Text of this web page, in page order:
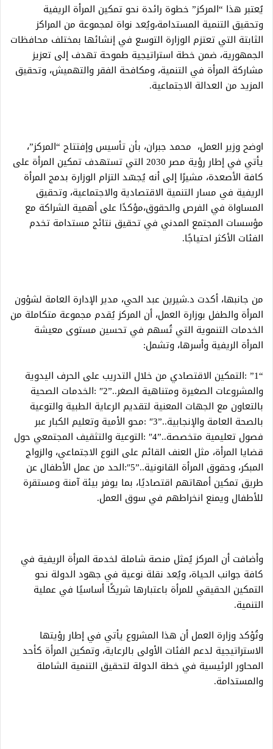
يُعتبر هذا “المركز” خطوة رائدة نحو تمكين المرأة الريفية
وتحقيق التنمية المستدامة،ويُعد نواة لمجموعة من المراكز
الثابتة التي تعتزم الوزارة التوسع في إنشائها بمختلف محافظات
الجمهورية، ضمن خطة استراتيجية طموحة تهدف إلى تعزيز
مشاركة المرأة في التنمية، ومكافحة الفقر والتهميش، وتحقيق
المزيد من العدالة الاجتماعية.
اوضح وزير العمل، محمد جبران، بأن تأسيس وإفتتاح “المركز”،
يأتي في إطار رؤية مصر 2030 التي تستهدف تمكين المرأة على
كافة الأصعدة، مشيرًا إلى أنه يُجسّد التزام الوزارة بدمج المرأة
الريفية في مسار التنمية الاقتصادية والاجتماعية، وتحقيق
المساواة في الفرص والحقوق،مؤكدًا على أهمية الشراكة مع
مؤسسات المجتمع المدني في تحقيق نتائج مستدامة تخدم
الفئات الأكثر احتياجًا.
من جانبها، أكدت د.شيرين عبد الحي، مدير الإدارة العامة لشؤون
المرأة والطفل بوزارة العمل، أن المركز يُقدم مجموعة متكاملة من
الخدمات التنموية التي تُسهم في تحسين مستوى معيشة
المرأة الريفية وأسرها، وتشمل:
“1” :التمكين الاقتصادي من خلال التدريب على الحرف اليدوية
والمشروعات الصغيرة ومتناهية الصغر..”2″ :الخدمات الصحية
بالتعاون مع الجهات المعنية لتقديم الرعاية الطبية والتوعية
بالصحة العامة والإنجابية..”3″ :محو الأمية وتعليم الكبار عبر
فصول تعليمية متخصصة..”4″ :التوعية والتثقيف المجتمعي حول
قضايا المرأة، مثل العنف القائم على النوع الاجتماعي، والزواج
المبكر، وحقوق المرأة القانونية..”5″:الحد من عمل الأطفال عن
طريق تمكين أمهاتهم اقتصاديًا، بما يوفر بيئة آمنة ومستقرة
للأطفال ويمنع انخراطهم في سوق العمل.
وأضافت أن المركز يُمثل منصة شاملة لخدمة المرأة الريفية في
كافة جوانب الحياة، ويُعد نقلة نوعية في جهود الدولة نحو
التمكين الحقيقي للمرأة باعتبارها شريكًا أساسيًا في عملية
التنمية.
وتُؤكد وزارة العمل أن هذا المشروع يأتي في إطار رؤيتها
الاستراتيجية لدعم الفئات الأولى بالرعاية، وتمكين المرأة كأحد
المحاور الرئيسية في خطة الدولة لتحقيق التنمية الشاملة
والمستدامة.